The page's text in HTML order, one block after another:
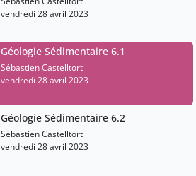
vendredi 28 avril 2023
Géologie Sédimentaire 6.1
Sébastien Castelltort
vendredi 28 avril 2023
Géologie Sédimentaire 6.2
Sébastien Castelltort
vendredi 28 avril 2023